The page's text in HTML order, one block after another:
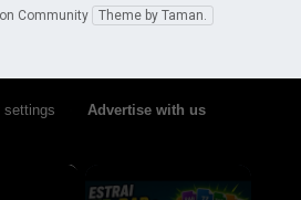
Community Theme by Taman.
settings Advertise with us
×